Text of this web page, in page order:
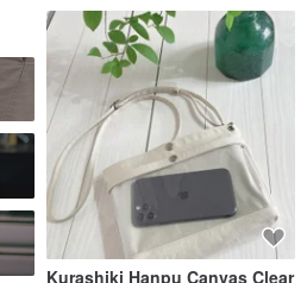
Kurashiki Hanpu Canvas Clear